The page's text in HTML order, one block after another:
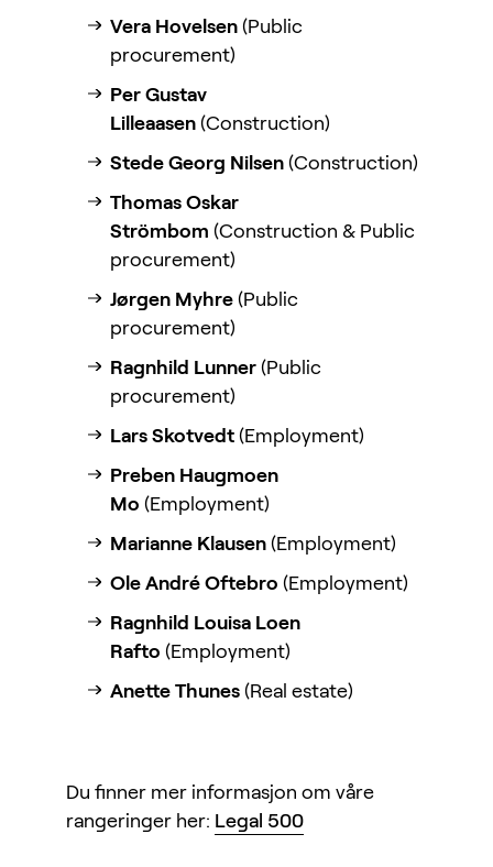
Vera Hovelsen (Public
procurement)
Per Gustav
Lilleaasen (Construction)
Stede Georg Nilsen (Construction)
Thomas Oskar
Strömbom (Construction & Public
procurement)
Jørgen Myhre (Public
procurement)
Ragnhild Lunner (Public
procurement)
Lars Skotvedt (Employment)
Preben Haugmoen
Mo (Employment)
Marianne Klausen (Employment)
Ole André Oftebro (Employment)
Ragnhild Louisa Loen
Rafto (Employment)
Anette Thunes (Real estate)
Du finner mer informasjon om våre
rangeringer her: Legal 500